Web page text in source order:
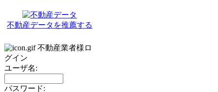
不動産データを推薦する
不動産業者様ロ
グイン
ユーザ名:
パスワード: